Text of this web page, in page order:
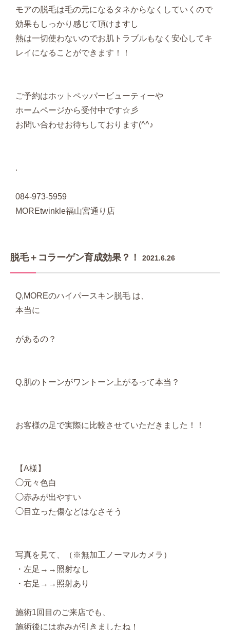
モアの脱毛は毛の元になるタネからなくしていくので
効果もしっかり感じて頂けますし
熱は一切使わないのでお肌トラブルもなく安心してキ
レイになることができます！！
ご予約はホットペッパービューティーや
ホームページから受付中です☆彡
お問い合わせお待ちしております(^^♪
.
084-973-5959
MOREtwinkle福山宮通り店
脱毛＋コラーゲン育成効果？！ 2021.6.26
Q,MOREのハイパースキン脱毛 は、
本当に
があるの？
Q,肌のトーンがワントーン上がるって本当？
お客様の足で実際に比較させていただきました！！
【A様】
◯元々色白
◯赤みが出やすい
◯目立った傷などはなさそう
写真を見て、（※無加工ノーマルカメラ）
・左足→→照射なし
・右足→→照射あり
施術1回目のご来店でも、
施術後には赤みが引きましたね！